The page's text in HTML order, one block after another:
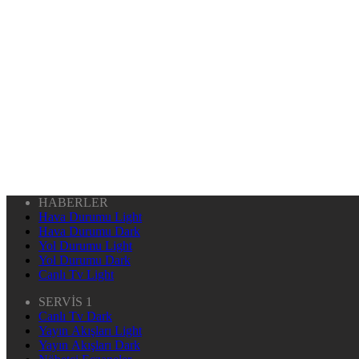
HABERLER
Hava Durumu Light
Hava Durumu Dark
Yol Durumu Light
Yol Durumu Dark
Canlı Tv Light
SERVİS 1
Canlı Tv Dark
Yayın Akışları Light
Yayın Akışları Dark